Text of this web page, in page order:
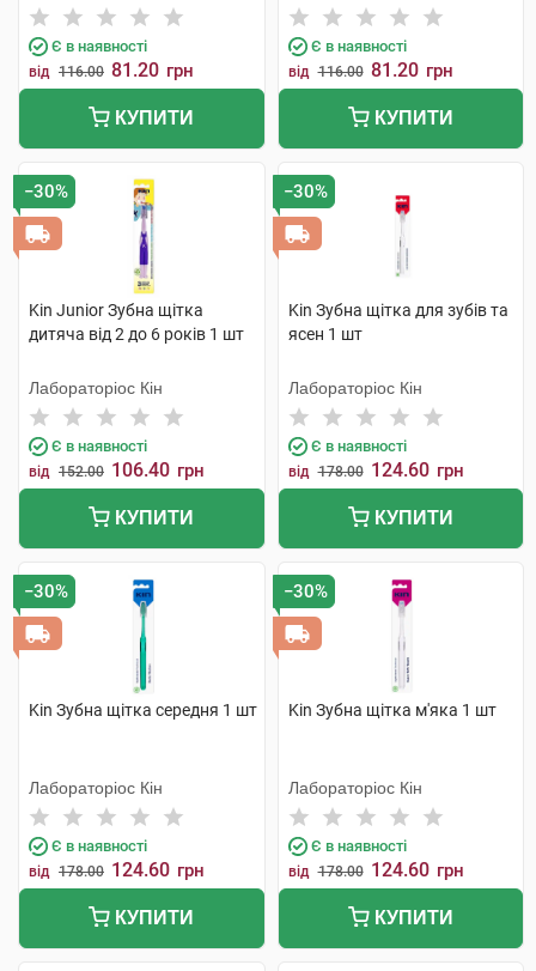
Є в наявності
від 116.00 81.20 грн
КУПИТИ
Є в наявності
від 116.00 81.20 грн
КУПИТИ
−30%
Kin Junior Зубна щітка
дитяча від 2 до 6 років 1 шт
Лабораторіос Кін
Є в наявності
від 152.00 106.40 грн
КУПИТИ
−30%
Kin Зубна щітка для зубів та
ясен 1 шт
Лабораторіос Кін
Є в наявності
від 178.00 124.60 грн
КУПИТИ
−30%
Kin Зубна щітка середня 1 шт
Лабораторіос Кін
Є в наявності
від 178.00 124.60 грн
КУПИТИ
−30%
Kin Зубна щітка м'яка 1 шт
Лабораторіос Кін
Є в наявності
від 178.00 124.60 грн
КУПИТИ